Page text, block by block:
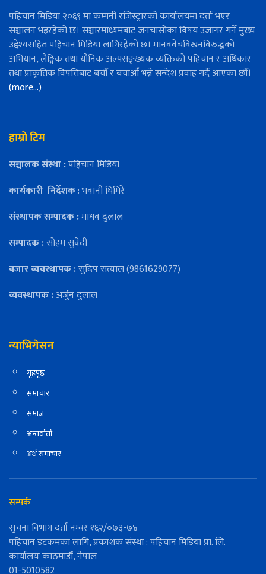
पहिचान मिडिया २०६९ मा कम्पनी रजिस्ट्रारको कार्यालयमा दर्ता भएर
सञ्चालन भइरहेको छ। सञ्चारमाध्यमबाट जनचासोका विषय उजागर गर्ने मुख्य
उद्देश्यसहित पहिचान मिडिया लागिरहेको छ। मानववेचविखनविरुद्धको
अभियान, लैङ्गिक तथा यौनिक अल्पसङ्ख्यक व्यक्तिको पहिचान र अधिकार
तथा प्राकृतिक विपत्तिबाट बचौँ र बचाऔँ भन्ने सन्देश प्रवाह गर्दै आएका छौँ।
(more…)
हाम्रो टिम
सञ्चालक संस्था :पहिचान मिडिया
कार्यकारी निर्देशक: भवानी घिमिरे
संस्थापक सम्पादक :माधव दुलाल
सम्पादक :सोहम सुवेदी
बजार ब्यवस्थापक :सुदिप सत्याल (9861629077)
व्यवस्थापक :अर्जुन दुलाल
न्याभिगेसन
गृहपृष्ठ
समाचार
समाज
अन्तर्वार्ता
अर्थ समाचार
सम्पर्क
सुचना विभाग दर्ता नम्वर १६२/०७३-७४
पहिचान डटकमका लागि, प्रकाशक संस्था : पहिचान मिडिया प्रा. लि.
कार्यालयः काठमाडौं, नेपाल
01-5010582